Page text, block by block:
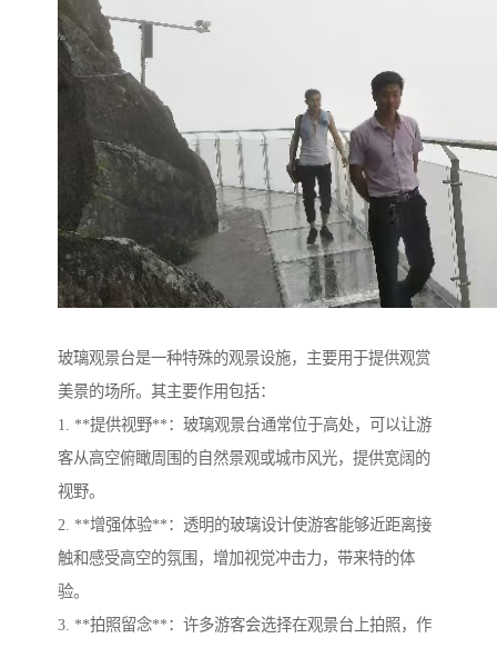
玻璃观景台是一种特殊的观景设施，主要用于提供观赏
美景的场所。其主要作用包括：
1. **提供视野**：玻璃观景台通常位于高处，可以让游
客从高空俯瞰周围的自然景观或城市风光，提供宽阔的
视野。
2. **增强体验**：透明的玻璃设计使游客能够近距离接
触和感受高空的氛围，增加视觉冲击力，带来特的体
验。
3. **拍照留念**：许多游客会选择在观景台上拍照，作